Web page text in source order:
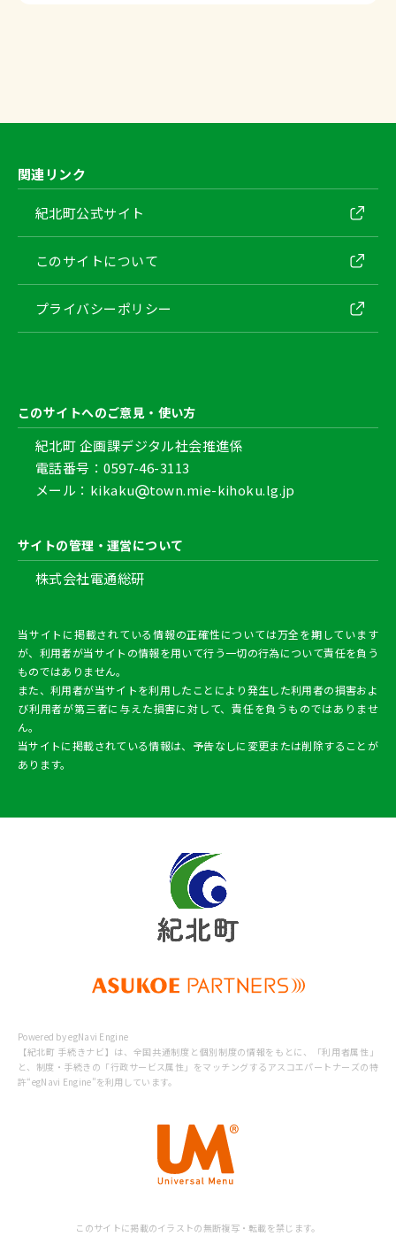
6時頃
3時頃
下の期間で電子申請機能が一時的に利用できなくな
ります。
・2025年4月25日（金）1時頃 ～ 2025年4月25日
（金）1時30分頃
※メンテナンス時間は前後する場合があります。
2025/04/14
6日（土）13時 ～ 16時）
マイナポータルのシステムメンテナンスに伴い、以
下の期間で電子申請機能が一時的に利用できなくな
※メンテナンス時間は前後する場合があります。
電子申請機能の一時利用停止（2025年4月1
2日（土）22時1分 ～ 22時2分）
マイナポータルのシステムメンテナンスに伴い、以
下の期間で電子申請機能が一時的に利用できなくな
日（土）22時2分頃
※メンテナンス時間は前後する場合があります。
電子申請機能の一時利用停止（2025年3月2
9日（土）22時 ～ 22時10分）
下の期間で電子申請機能が一時的に利用できなくな
ります。
・2025年3月29日（土）22時頃 ～ 2025年3月29日
（土）22時10分頃
2025/03/18
8日（金）0時 ～ 3時）
※メンテナンス時間は前後する場合があります。
Macでの電子申請機能の一時利用停止（20
25年3月13日（木）～）
マイナンバーカード読み取り機能の改修に伴い、以
ります。
み取り機能の改修完了
電子申請機能の一時利用停止（2025年3月1
8日（火）23時 ～ 2025年3月19日（水）4
時30分）
マイナポータルのシステムメンテナンスに伴い、以
下の期間で電子申請機能が一時的に利用できなくな
・2025年3月18日（火）23時頃 ～ 2025年3月19日
※メンテナンス時間は前後する場合があります。
本サイトメンテナンスのご案内（2025年3
関連リンク
紀北町公式サイト
このサイトについて
プライバシーポリシー
このサイトへのご意見・使い方
紀北町 企画課デジタル社会推進係
電話番号：0597-46-3113
メール：kikaku
town.mie-kihoku.lg.jp
サイトの管理・運営について
株式会社電通総研
当サイトに掲載されている情報の正確性については万全を期しています
が、利用者が当サイトの情報を用いて行う一切の行為について責任を負う
ものではありません。
また、利用者が当サイトを利用したことにより発生した利用者の損害およ
び利用者が第三者に与えた損害に対して、責任を負うものではありませ
ん。
当サイトに掲載されている情報は、予告なしに変更または削除することが
あります。
Powered by egNavi Engine
【紀北町 手続きナビ】は、全国共通制度と個別制度の情報をもとに、
「利用者属性」
と、制度・手続きの「行政サービス属性」をマッチングするアスコエパートナーズの特
許“egNavi Engine”を利用しています。
このサイトに掲載のイラストの無断複写・転載を禁じます。